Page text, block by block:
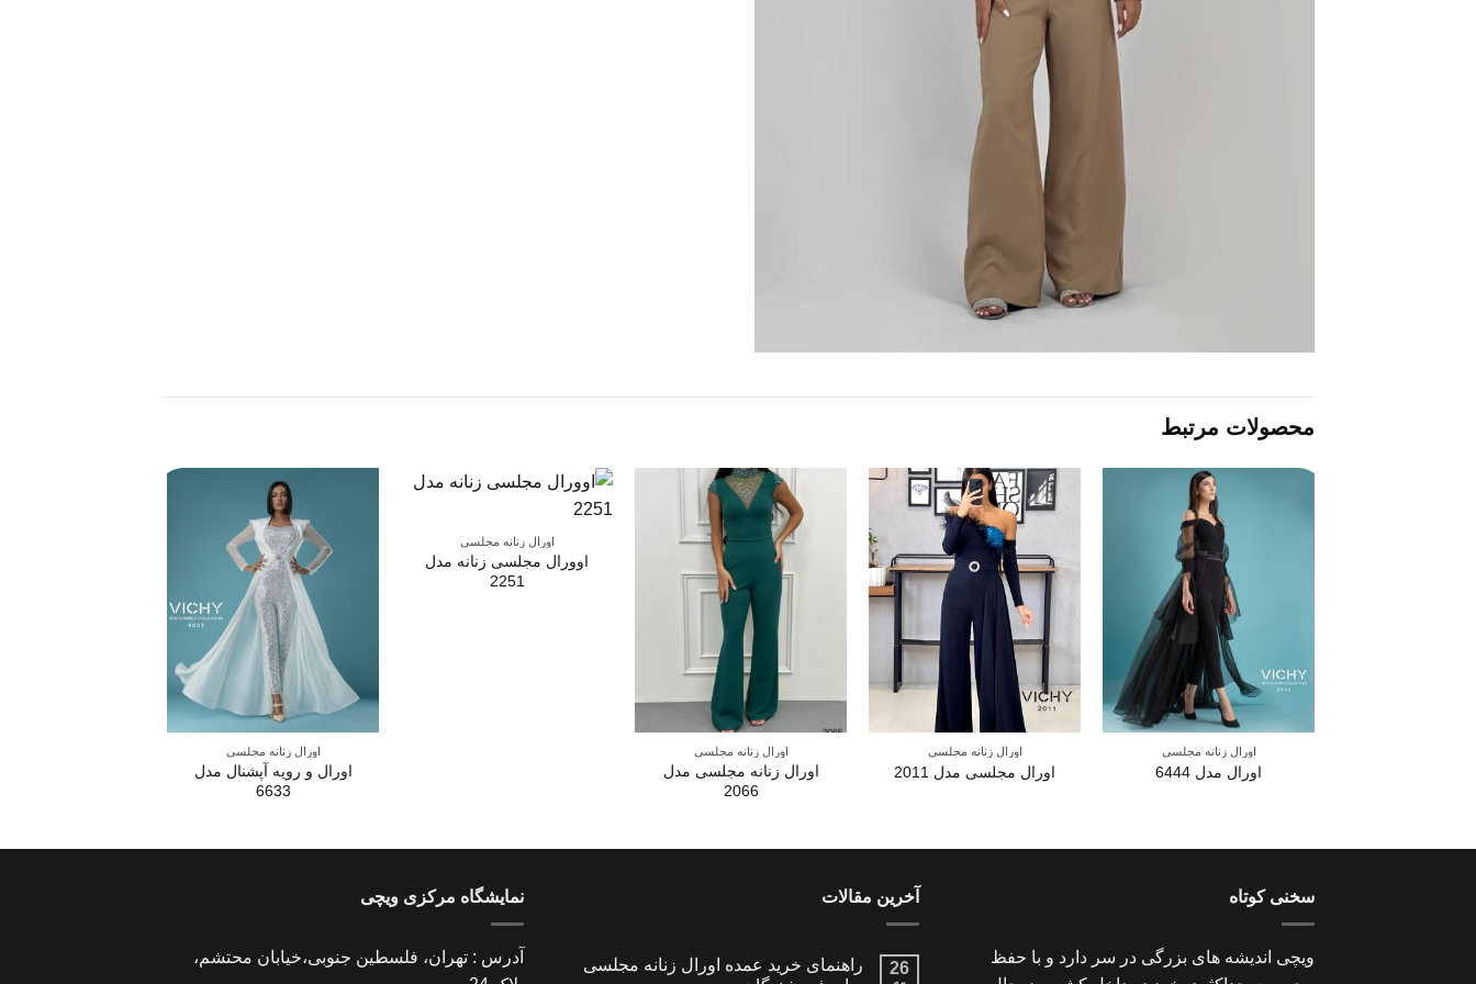
محصولات مرتبط
اورال زنانه مجلسی
اورال مدل 6444
اورال زنانه مجلسی
اورال مجلسی مدل 2011
اورال زنانه مجلسی
اورال زنانه مجلسی مدل
2066
اورال زنانه مجلسی
اوورال مجلسی زنانه مدل
2251
اورال زنانه مجلسی
اورال و رویه آپشنال مدل
6633
سخنی کوتاه
ویچی اندیشه های بزرگی در سر دارد و با حفظ
آخرین مقالات
26
راهنمای خرید عمده اورال زنانه مجلسی
نمایشگاه مرکزی ویچی
آدرس : تهران، فلسطین جنوبی،خیابان محتشم،